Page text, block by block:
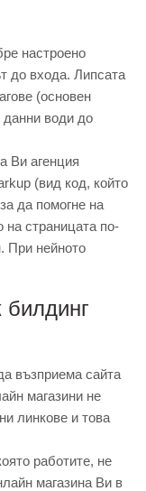
настроено
до входа. Липсата
(основен
данни води до
Ви агенция
(вид код, който
да помогне на
на страницата по-
При нейното
билдинг
възприема сайта
магазини не
линкове и това
работите, не
магазина Ви в